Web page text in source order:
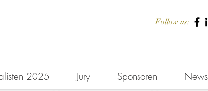
Follow us:
2025 Jury Sponsoren News